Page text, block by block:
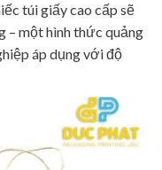
túi giấy cao cấp sẽ
– một hình thức quảng
áp dụng với độ